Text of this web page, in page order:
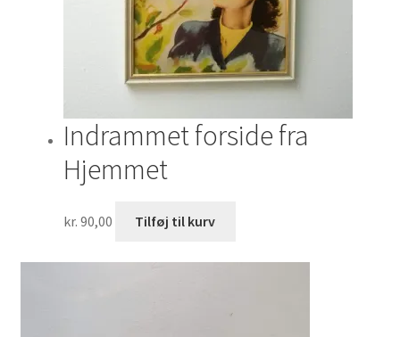
Indrammet forside fra
Hjemmet
kr. 90,00 Tilføj til kurv